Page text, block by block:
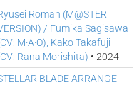
Roman (M@STER
/ Fumika Sagisawa
M·A·O), Kako Takafuji
Rana Morishita) • 2024
BLADE ARRANGE